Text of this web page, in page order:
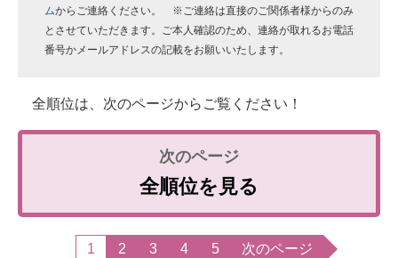
ムからご連絡ください。 ※ご連絡は直接のご関係者様からのみ
とさせていただきます。ご本人確認のため、連絡が取れるお電話
番号かメールアドレスの記載をお願いいたします。
全順位は、次のページからご覧ください！
全順位を見る
1 2 3 4 5 次のページ